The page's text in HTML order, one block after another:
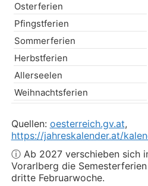
Osterferien
Pfingstferien
Sommerferien
Herbstferien
Allerseelen
Weihnachtsferien
Quellen: oesterreich.gv.at,
https://jahreskalender.at/
ⓘAb 2027 verschieben sich
Vorarlberg die
dritte Februarwoche.